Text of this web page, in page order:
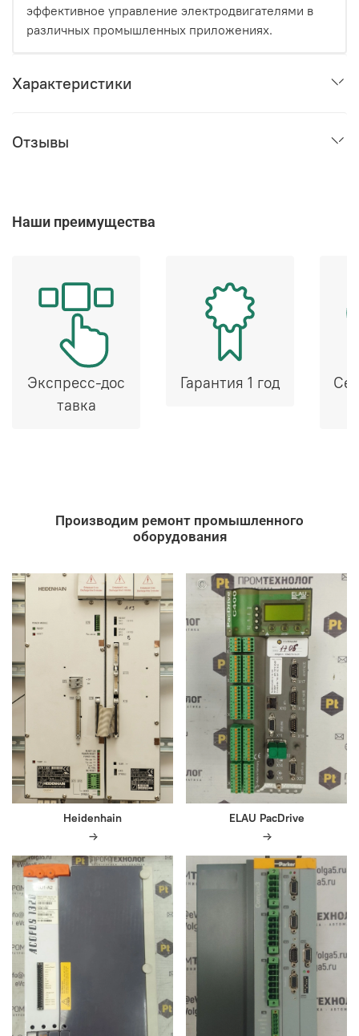
эффективное управление электродвигателями в
различных промышленных приложениях.
Характеристики
Отзывы
Наши преимущества
Экспресс-дос
тавка
Гарантия 1 год
Производим ремонт промышленного
оборудования
Heidenhain ELAU PacDrive